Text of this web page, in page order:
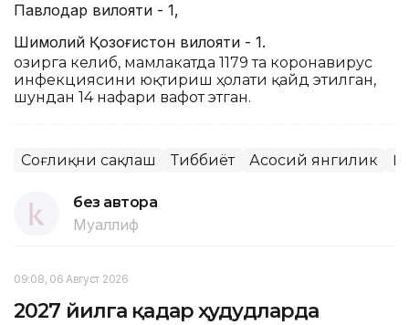
Павлодар вилояти - 1,
Шимолий Қозоғистон вилояти - 1.
Ҳозирга келиб, мамлакатда 1179 та коронавирус
инфекциясини юқтириш ҳолати қайд этилган,
шундан 14 нафари вафот этган.
Соғлиқни сақлаш Тиббиёт Асосий янгилик
без автора
Муаллиф
09:08, 06 Август 2026
2027 йилга қадар ҳудудларда